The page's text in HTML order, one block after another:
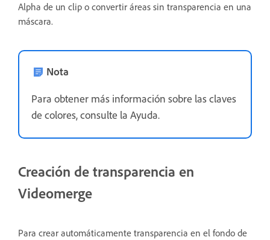
Alpha de un clip o convertir áreas sin transparencia en una
máscara.
Nota
Para obtener más información sobre las claves
de colores, consulte la Ayuda.
Creación de transparencia en
Videomerge
Para crear automáticamente transparencia en el fondo de